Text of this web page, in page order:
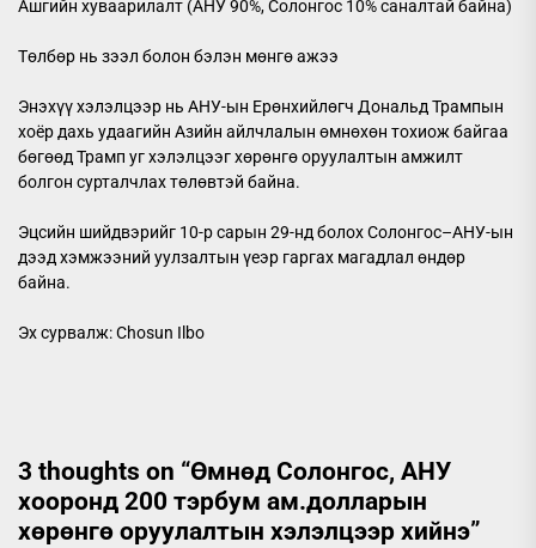
Ашгийн хуваарилалт (АНУ 90%, Солонгос 10% саналтай байна)
Төлбөр нь зээл болон бэлэн мөнгө ажээ
Энэхүү хэлэлцээр нь АНУ-ын Ерөнхийлөгч Дональд Трампын
хоёр дахь удаагийн Азийн айлчлалын өмнөхөн тохиож байгаа
бөгөөд Трамп уг хэлэлцээг хөрөнгө оруулалтын амжилт
болгон сурталчлах төлөвтэй байна.
Эцсийн шийдвэрийг 10-р сарын 29-нд болох Солонгос–АНУ-ын
дээд хэмжээний уулзалтын үеэр гаргах магадлал өндөр
байна.
Эх сурвалж: Chosun Ilbo
3 thoughts on “Өмнөд Солонгос, АНУ
хооронд 200 тэрбум ам.долларын
хөрөнгө оруулалтын хэлэлцээр хийнэ”